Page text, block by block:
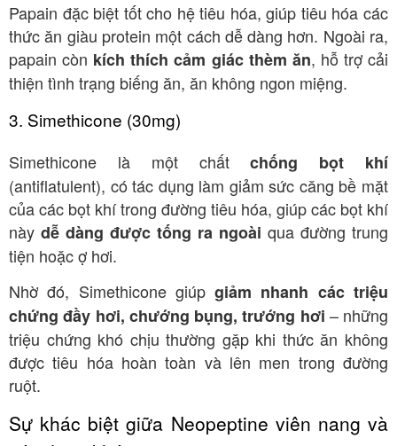
Papain đặc biệt tốt cho hệ tiêu hóa, giúp tiêu hóa các
thức ăn giàu protein một cách dễ dàng hơn. Ngoài ra,
papain còn kích thích cảm giác thèm ăn, hỗ trợ cải
thiện tình trạng biếng ăn, ăn không ngon miệng.
3. Simethicone (30mg)
Simethicone là một chấtchống bọt khí
(antiflatulent), có tác dụng làm giảm sức căng bề mặt
của các bọt khí trong đường tiêu hóa, giúp các bọt khí
này dễ dàng được tống ra ngoài qua đường trung
tiện hoặc ợ hơi.
Nhờ đó, Simethicone giúpgiảm nhanh các triệu
chứng đầy hơi, chướng bụng, trướng hơi – những
triệu chứng khó chịu thường gặp khi thức ăn không
được tiêu hóa hoàn toàn và lên men trong đường
ruột.
Sự khác biệt giữa Neopeptine viên nang và